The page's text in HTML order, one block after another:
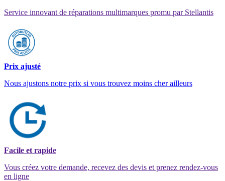
Service innovant de réparations multimarques promu par Stellantis
Prix ajusté
Nous ajustons notre prix si vous trouvez moins cher ailleurs
Facile et rapide
Vous créez votre demande, recevez des devis et prenez rendez-vous
en ligne